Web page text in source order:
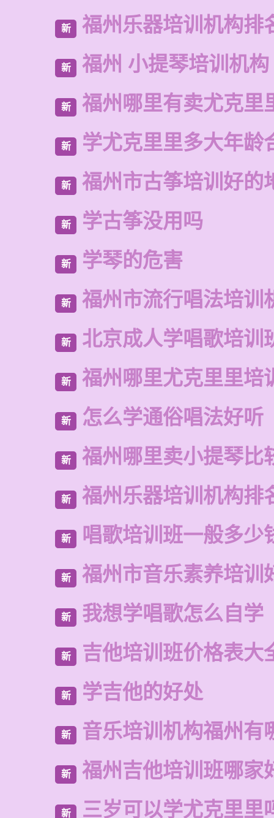
新 福州乐器培训机构排
新 福州 小提琴培训机构
新 福州哪里有卖尤克里
新 学尤克里里多大年龄
新 福州市古筝培训好的
新 学古筝没用吗
新 学琴的危害
新 福州市流行唱法培训
新 北京成人学唱歌培训
新 福州哪里尤克里里培
新 怎么学通俗唱法好听
新 福州哪里卖小提琴比
新 福州乐器培训机构排
新 唱歌培训班一般多少
新 福州市音乐素养培训
新 我想学唱歌怎么自学
新 吉他培训班价格表大
新 学吉他的好处
新 音乐培训机构福州有
新 福州吉他培训班哪家
新 三岁可以学尤克里里